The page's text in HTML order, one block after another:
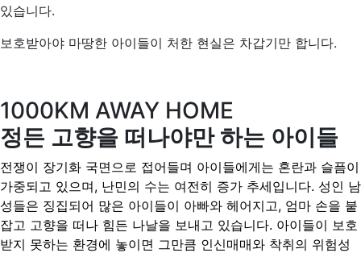
있습니다.
보호받아야 마땅한 아이들이 처한 현실은 차갑기만 합니다.
1000KM AWAY HOME
정든 고향을 떠나야만 하는 아이들
전쟁이 장기화 국면으로 접어들며 아이들에게는 혼란과 슬픔이
가중되고 있으며, 난민의 수는 여전히 증가 추세입니다. 성인 남
성들은 징집되어 많은 아이들이 아빠와 헤어지고, 엄마 손을 붙
잡고 고향을 떠나 힘든 나날을 보내고 있습니다. 아이들이 보호
받지 못하는 환경에 놓이면 그만큼 인신매매와 착취의 위험성